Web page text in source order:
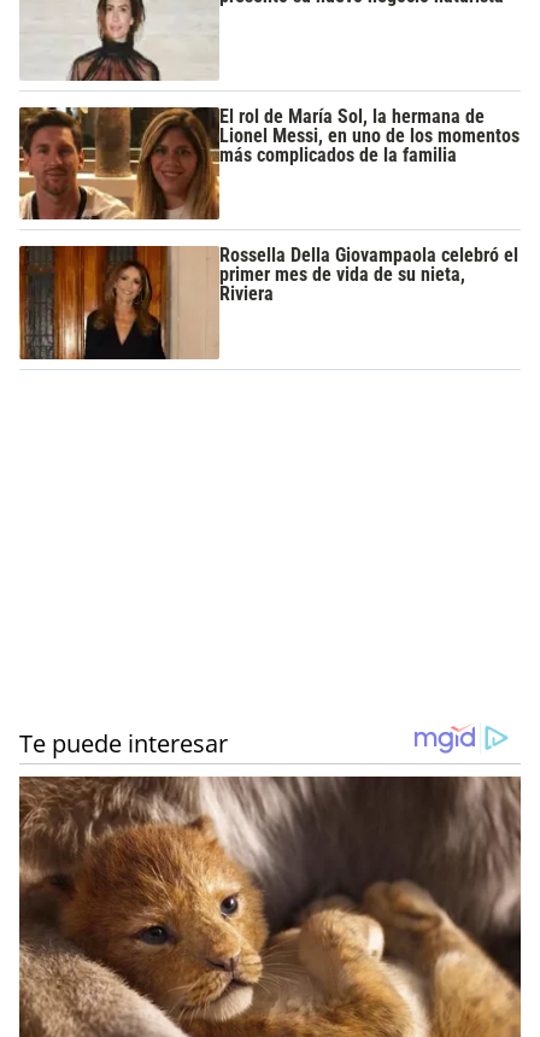
El rol de María Sol, la hermana de
Lionel Messi, en uno de los momentos
más complicados de la familia
Rossella Della Giovampaola celebró el
primer mes de vida de su nieta,
Riviera